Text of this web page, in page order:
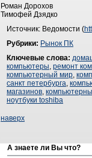
Роман Дорохов
Тимофей Дзядко
Источник: Ведомости (
Рубрики: Рынок ПК
Ключевые слова:
компьютеры, ремонт
компьютерный мир,
санкт петербурга,
магазинов,
ноутбуки toshiba
наверх
А знаете ли Вы что?